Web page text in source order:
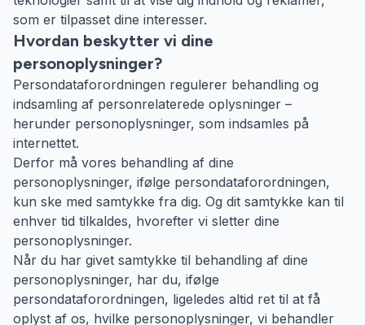
som er tilpasset dine interesser.
Hvordan beskytter vi dine
personoplysninger?
Persondataforordningen regulerer behandling og
indsamling af personrelaterede oplysninger –
herunder personoplysninger, som indsamles på
internettet.
Derfor må vores behandling af dine
personoplysninger, ifølge persondataforordningen,
kun ske med samtykke fra dig. Og dit samtykke kan til
enhver tid tilkaldes, hvorefter vi sletter dine
personoplysninger.
Når du har givet samtykke til behandling af dine
personoplysninger, har du, ifølge
persondataforordningen, ligeledes altid ret til at få
oplyst af os, hvilke personoplysninger, vi behandler